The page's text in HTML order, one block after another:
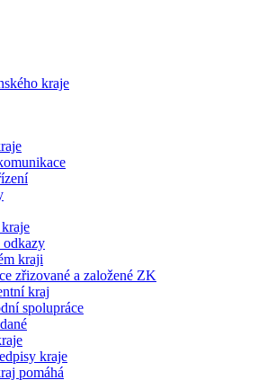
odkazy
kraji
zřizované a založené ZK
kraj
spolupráce
kraje
pomáhá